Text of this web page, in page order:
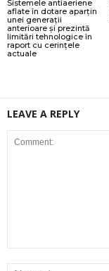
Sistemele antiaeriene
aflate în dotare aparțin
unei generații
anterioare și prezintă
limitări tehnologice în
raport cu cerințele
actuale
LEAVE A REPLY